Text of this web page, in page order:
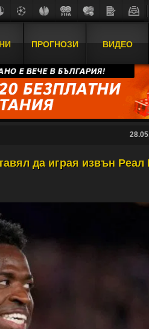
ПРОГНОЗИ ВИДЕО
да играя извън